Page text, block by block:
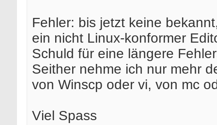
Fehler: bis jetzt keine
ein nicht Linux-konformer
Schuld für eine längere
Seither nehme ich nur mehr
von Winscp oder vi, von mc
Viel Spass